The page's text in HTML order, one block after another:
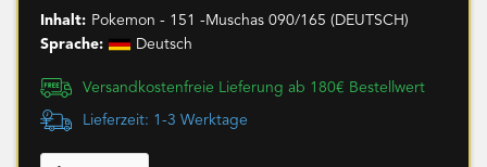
Inhalt: Pokemon - 151 -Muschas 090/165 (DEUTSCH)
Sprache:
Deutsch
Versandkostenfreie Lieferung ab 180€ Bestellwert
Lieferzeit: 1-3 Werktage